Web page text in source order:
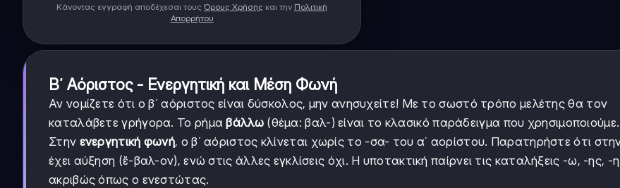
Κάνοντας εγγραφή αποδέχεσαι τους Όρους Χρήσης και την Πολιτική
Απορρήτου
Β΄ Αόριστος - Ενεργητική και Μέση Φωνή
Αν νομίζετε ότι ο β΄ αόριστος είναι δύσκολος, μην ανησυχείτε! Με το σωστό τρόπο μελέτης θα τον
καταλάβετε γρήγορα. Το ρήμαβάλλω(θέμα: βαλ-) είναι το κλασικό παράδειγμα που χρησιμοποιούμε.
Στην ενεργητική φωνή, ο β΄ αόριστος κλίνεται χωρίς το -σα- του α΄ αορίστου. Παρατηρήστε ότι
έχει αύξηση (ἔ-βαλ-ον), ενώ στις άλλες εγκλίσεις όχι. Η υποτακτική παίρνει τις καταλήξεις -ω, -ης, -
ακριβώς όπως ο ενεστώτας.